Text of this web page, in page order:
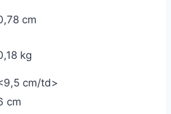
cm
kg
cm/td>
cm